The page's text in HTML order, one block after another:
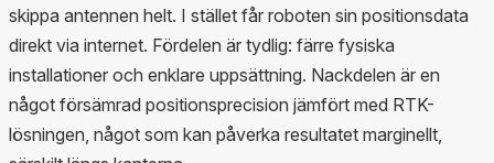
skippa antennen helt. I stället får roboten sin positionsdata
direkt via internet. Fördelen är tydlig: färre fysiska
installationer och enklare uppsättning. Nackdelen är en
något försämrad positionsprecision jämfört med RTK-
lösningen, något som kan påverka resultatet marginellt,